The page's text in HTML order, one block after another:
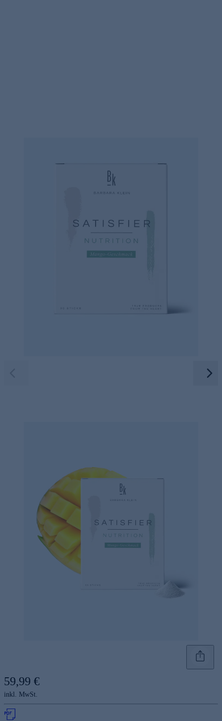
59,99 €
inkl. MwSt.